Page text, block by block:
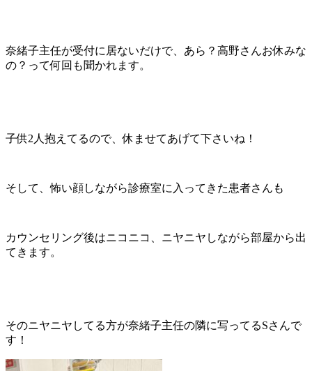
奈緒子主任が受付に居ないだけで、あら？高野さんお休みな
の？って何回も聞かれます。
子供2人抱えてるので、休ませてあげて下さいね！
そして、怖い顔しながら診療室に入ってきた患者さんも
カウンセリング後はニコニコ、ニヤニヤしながら部屋から出
てきます。
そのニヤニヤしてる方が奈緒子主任の隣に写ってるSさんで
す！